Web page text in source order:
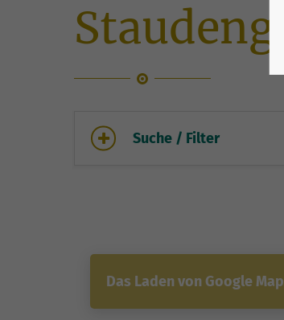
Suche / Filter
Das Laden von Google